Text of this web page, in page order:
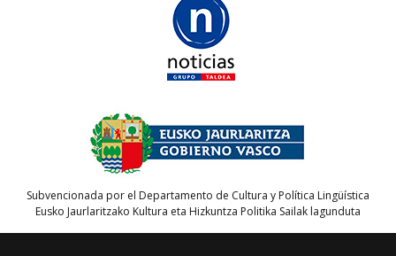
Subvencionada por el Departamento de Cultura y Política Lingüística
Eusko Jaurlaritzako Kultura eta Hizkuntza Politika Sailak lagunduta